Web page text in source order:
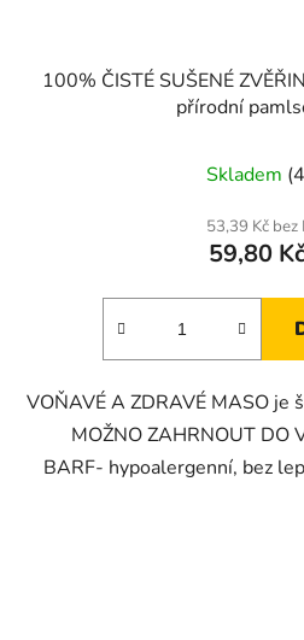
100% ČISTÉ SUŠENÉ
přírodní
Skladem
53,39 Kč bez
59,80 Kč
VOŇAVÉ A ZDRAVÉ MASO je
MOŽNO ZAHRNOUT DO
BARF- hypoalergenní, bez